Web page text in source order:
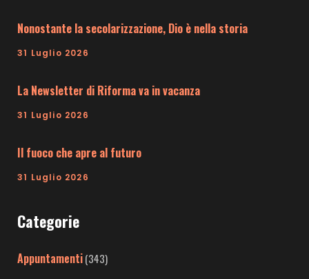
Nonostante la secolarizzazione, Dio è nella storia
31 Luglio 2026
La Newsletter di Riforma va in vacanza
31 Luglio 2026
Il fuoco che apre al futuro
31 Luglio 2026
Categorie
Appuntamenti(343)